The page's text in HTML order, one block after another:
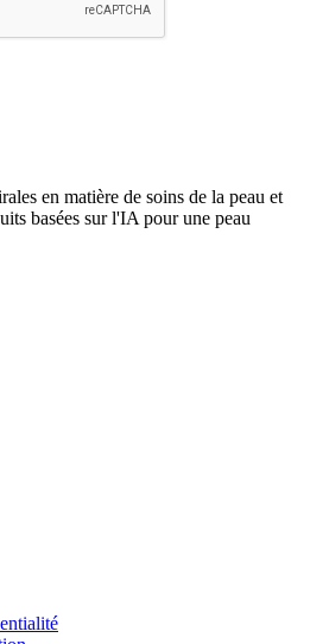
en matière de soins de la peau et
basées sur l'IA pour une peau